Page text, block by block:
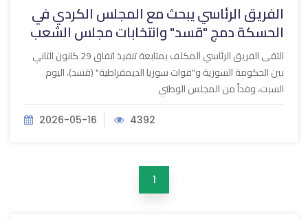
الفريق الرئاسي يبحث مع المجلس الكردي في
الحسكة دمج "قسد" وانتخابات مجلس الشعب
التقى الفريق الرئاسي المكلف بمتابعة تنفيذ اتفاق 29 كانون الثاني
بين الحكومة السورية و"قوات سوريا الديمقراطية" (قسد)، اليوم
السبت، وفداً من المجلس الوطني
2026-05-16 4392
1